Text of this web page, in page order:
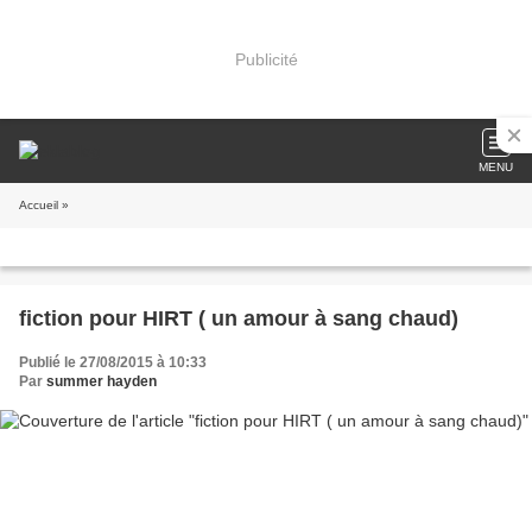
Publicité
MENU
Accueil »
fiction pour HIRT ( un amour à sang chaud)
Publié le 27/08/2015 à 10:33
Par summer hayden